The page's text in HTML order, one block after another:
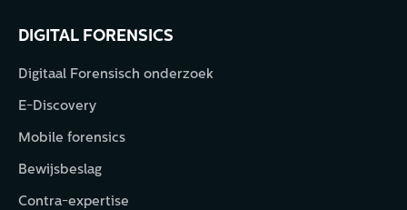
DIGITAL FORENSICS
Digitaal Forensisch onderzoek
E-Discovery
Mobile forensics
Bewijsbeslag
Contra-expertise